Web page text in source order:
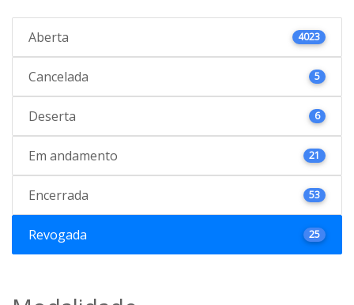
Aberta 4023
Cancelada 5
Deserta 6
Em andamento 21
Encerrada 53
Revogada 25